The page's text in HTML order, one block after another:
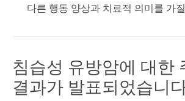
다른 행동 양상과 치료적 의미를 가
침습성 유방암에 대한
결과가 발표되었습니